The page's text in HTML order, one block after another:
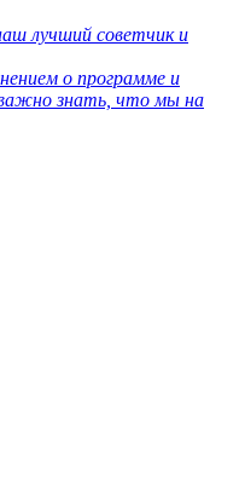
лучший советчик и
о программе и
знать, что мы на